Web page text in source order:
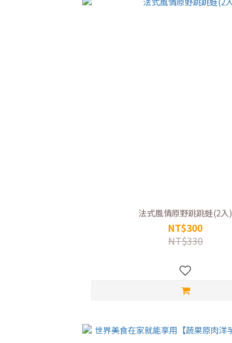
法式風情原野跳跳蛙(2入)
NT$300
NT$330